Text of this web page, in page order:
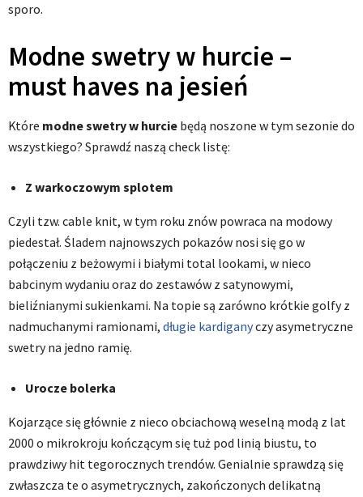
sporo.
Modne swetry w hurcie –
must haves na jesień
Które modne swetry w hurcie będą noszone w tym sezonie do
wszystkiego? Sprawdź naszą check listę:
Z warkoczowym splotem
Czyli tzw. cable knit, w tym roku znów powraca na modowy
piedestał. Śladem najnowszych pokazów nosi się go w
połączeniu z beżowymi i białymi total lookami, w nieco
babcinym wydaniu oraz do zestawów z satynowymi,
bieliźnianymi sukienkami. Na topie są zarówno krótkie golfy z
nadmuchanymi ramionami, długie kardiganyczy asymetryczne
swetryna jedno ramię.
Urocze bolerka
Kojarzące się głównie z nieco obciachową weselną modą z lat
2000 o mikrokroju kończącym się tuż pod linią biustu, to
prawdziwy hit tegorocznych trendów. Genialnie sprawdzą się
zwłaszcza te o asymetrycznych, zakończonych delikatną